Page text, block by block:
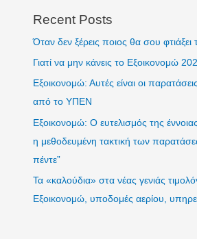
Recent Posts
Όταν δεν ξέρεις ποιος θα σου
Γιατί να μην κάνεις το Εξοικονομώ
Εξοικονομώ: Αυτές είναι οι
από το ΥΠΕΝ
Εξοικονομώ: Ο ευτελισμός της
η μεθοδευμένη τακτική των
πέντε”
Τα «καλούδια» στα νέας γενιάς
Εξοικονομώ, υποδομές αερίου,